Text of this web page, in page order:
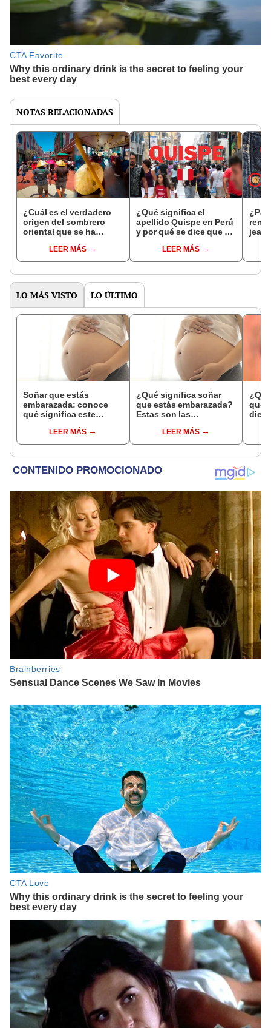
NOTAS RELACIONADAS
¿Cuál es el verdadero
origen del sombrero
oriental que se ha
calles de Lima?
LEER MÁS
¿Qué significa el
apellido Quispe en Perú
y por qué se dice que es
LEER MÁS
LO MÁS VISTO LO ÚLTIMO
Soñar que estás
embarazada: conoce
qué significa este
LEER MÁS
¿Qué significa soñar
que estás embarazada?
Estas son las
comunesLEER MÁS
que